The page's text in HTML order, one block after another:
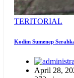
TERITORIAL
Kodim Sumenep
April 28,